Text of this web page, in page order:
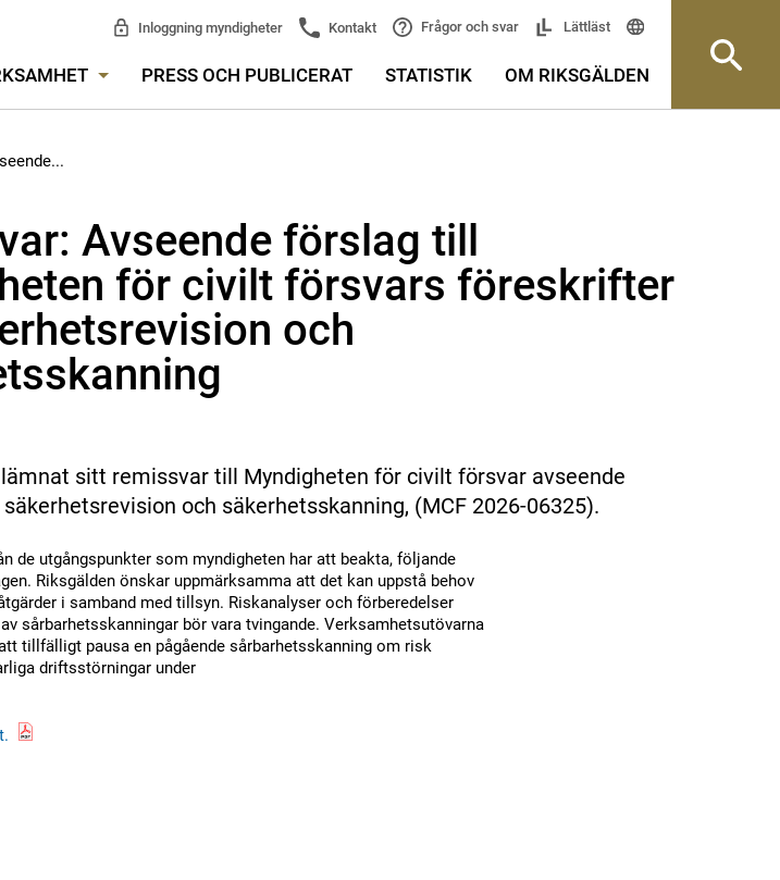
Inloggning myndigheter Kontakt Frågor och svar Lättläst
PRESS OCH PUBLICERAT STATISTIK OM RIKSGÄLDEN
Avseende förslag till
för civilt försvars föreskrifter
och
sitt remissvar till Myndigheten för civilt försvar avseende
och säkerhetsskanning, (MCF 2026-06325).
de utgångspunkter som myndigheten har att beakta, följande
Riksgälden önskar uppmärksamma att det kan uppstå behov
i samband med tillsyn. Riskanalyser och förberedelser
sårbarhetsskanningar bör vara tvingande. Verksamhetsutövarna
tillfälligt pausa en pågående sårbarhetsskanning om risk
driftsstörningar under